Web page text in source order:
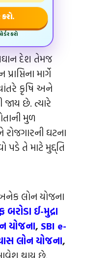
કરો
દેશ તેમજ
માર્ગે
કૃષિ અને
છે. ત્યારે
મુળ
ઘટના
તે માટે મુદ્દ્તિ
લોન યોજના
ઈ-મુદ્રા
યોજના, SBI e-
લોન યોજના,
થાય છે.